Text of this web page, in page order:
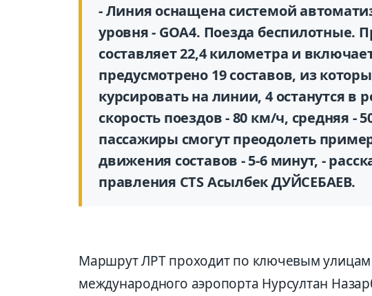
- Линия оснащена системой
уровня - GOA4. Поезда беспилотные.
составляет 22,4 километра и
предусмотрено 19 составов, из
курсировать на линии, 4 останутся в
скорость поездов - 80 км/ч, средняя
пассажиры смогут преодолеть
движения составов - 5-6 минут, -
правления CTS Асылбек ДУЙСЕБАЕВ.
Маршрут ЛРТ проходит по ключевым
международного аэропорта Нурсултан